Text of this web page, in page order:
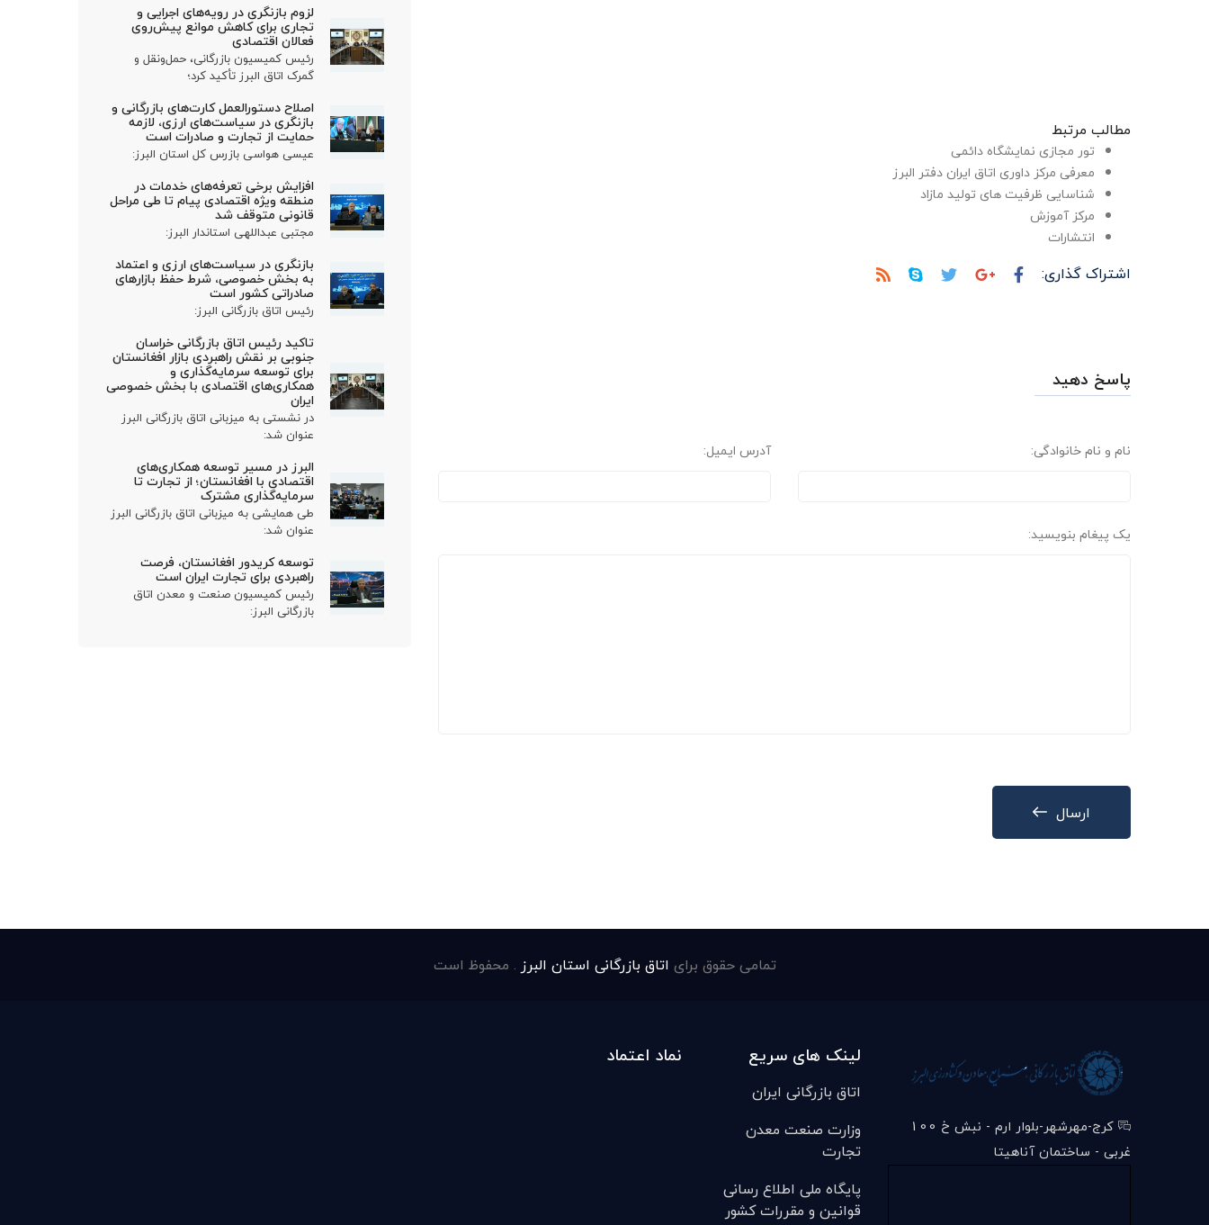
مطالب مرتبط
تور مجازی نمایشگاه دائمی
معرفی مرکز داوری اتاق ایران دفتر البرز
شناسایی ظرفیت های تولید مازاد
مرکز آموزش
انتشارات
اشتراک گذاری:
پاسخ دهید
نام و نام خانوادگی: آدرس ایمیل:
یک پیغام بنویسید:
ارسال
لزوم بازنگری در رویه‌های اجرایی و
تجاری برای کاهش موانع پیش‌روی
فعالان اقتصادی
رئیس کمیسیون بازرگانی، حمل‌ونقل و
گمرک اتاق البرز تأکید کرد؛
اصلاح دستورالعمل کارت‌های بازرگانی و
بازنگری در سیاست‌های ارزی، لازمه
حمایت از تجارت و صادرات است
عیسی هواسی بازرس کل استان البرز:
افزایش برخی تعرفه‌های خدمات در
منطقه ویژه اقتصادی پیام تا طی مراحل
قانونی متوقف شد
مجتبی عبداللهی استاندار البرز:
بازنگری در سیاست‌های ارزی و اعتماد
به بخش خصوصی، شرط حفظ بازارهای
صادراتی کشور است
رئیس اتاق بازرگانی البرز:
تاکید رئیس اتاق بازرگانی خراسان
جنوبی بر نقش راهبردی بازار افغانستان
برای توسعه سرمایه‌گذاری و
همکاری‌های اقتصادی با بخش خصوصی
ایران
در نشستی به میزبانی اتاق بازرگانی البرز
عنوان شد:
البرز در مسیر توسعه همکاری‌های
اقتصادی با افغانستان؛ از تجارت تا
سرمایه‌گذاری مشترک
طی همایشی به میزبانی اتاق بازرگانی البرز
عنوان شد:
توسعه کریدور افغانستان، فرصت
راهبردی برای تجارت ایران است
رئیس کمیسیون صنعت و معدن اتاق
بازرگانی البرز:
تمامی حقوق برای اتاق بازرگانی استان البرز . محفوظ است
کرج-مهرشهر-بلوار ارم - نبش خ 100
غربی - ساختمان آناهیتا
لینک های سریع
اتاق بازرگانی ایران
وزارت صنعت معدن
تجارت
پایگاه ملی اطلاع رسانی
قوانین و مقررات کشور
نماد اعتماد